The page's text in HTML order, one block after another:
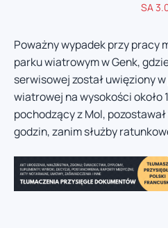
SA
Poważny wypadek przy pracy
parku wiatrowym w Genk,
serwisowej został uwięziony
wiatrowej na wysokości około
pochodzący z Mol,
godzin, zanim służby